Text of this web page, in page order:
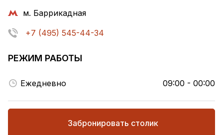
м. Баррикадная
+7 (495) 545-44-34
РЕЖИМ РАБОТЫ
Ежедневно 09:00 - 00:00
Забронировать столик